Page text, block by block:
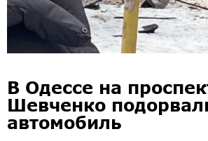
В Одессе на
Шевченко
автомобиль